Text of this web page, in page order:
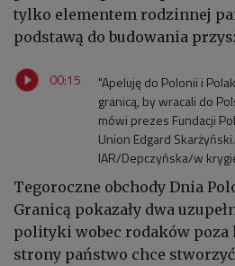
tylko elementem rodzinnej
podstawą do budowania
00:15
"Apeluję do Polonii i
granicą, by wracali do
mówi prezes Fundacji
Union Edgard Skarżyński.
IAR/Depczyńska/w
Tegoroczne obchody Dnia
Granicą pokazały dwa
polityki wobec rodaków poza
strony państwo chce stworzyć